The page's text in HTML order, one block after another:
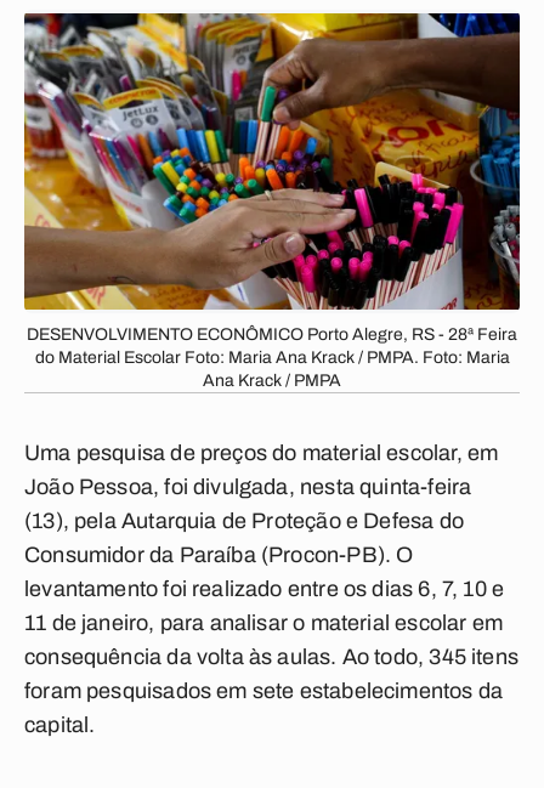
DESENVOLVIMENTO ECONÔMICO Porto Alegre, RS - 28ª Feira
do Material Escolar Foto: Maria Ana Krack / PMPA. Foto: Maria
Ana Krack / PMPA
Uma pesquisa de preços do material escolar, em
João Pessoa, foi divulgada, nesta quinta-feira
(13), pela Autarquia de Proteção e Defesa do
Consumidor da Paraíba (Procon-PB). O
levantamento foi realizado entre os dias 6, 7, 10 e
11 de janeiro, para analisar o material escolar em
consequência da volta às aulas. Ao todo, 345 itens
foram pesquisados em sete estabelecimentos da
capital.